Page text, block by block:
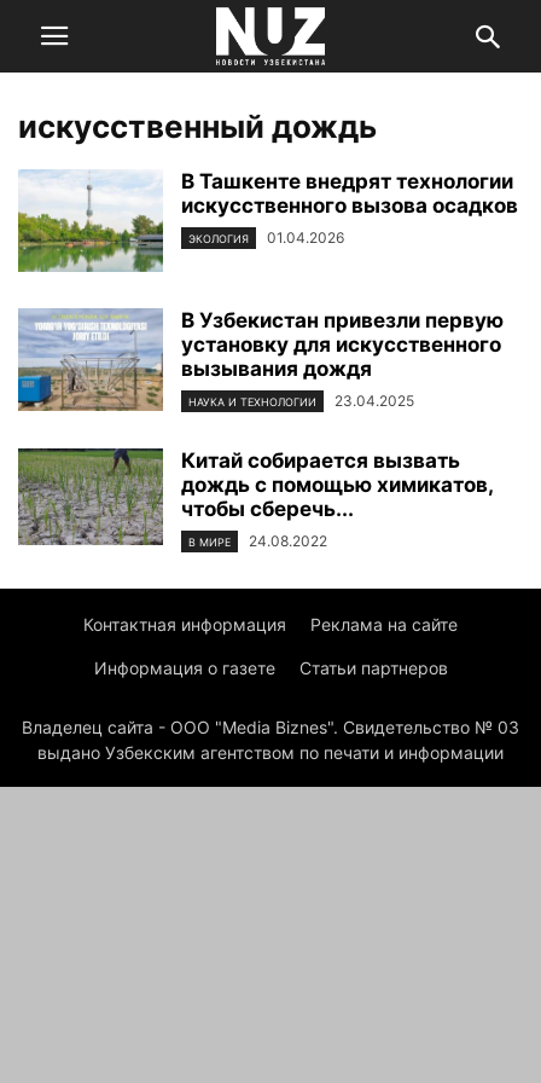
искусственный дождь
В Ташкенте внедрят технологии
искусственного вызова осадков
ЭКОЛОГИЯ 01.04.2026
В Узбекистан привезли первую
установку для искусственного
вызывания дождя
НАУКА И ТЕХНОЛОГИИ 23.04.2025
Китай собирается вызвать
дождь с помощью химикатов,
чтобы сберечь...
В МИРЕ 24.08.2022
Контактная информация Реклама на сайте
Информация о газете Статьи партнеров
Владелец сайта - ООО "Media Biznes". Свидетельство № 03
выдано Узбекским агентством по печати и информации